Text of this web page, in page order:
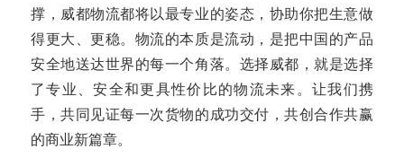
撑，威都物流都将以最专业的姿态，协助你把生意做
得更大、更稳。物流的本质是流动，是把中国的产品
安全地送达世界的每一个角落。选择威都，就是选择
了专业、安全和更具性价比的物流未来。让我们携
手，共同见证每一次货物的成功交付，共创合作共赢
的商业新篇章。